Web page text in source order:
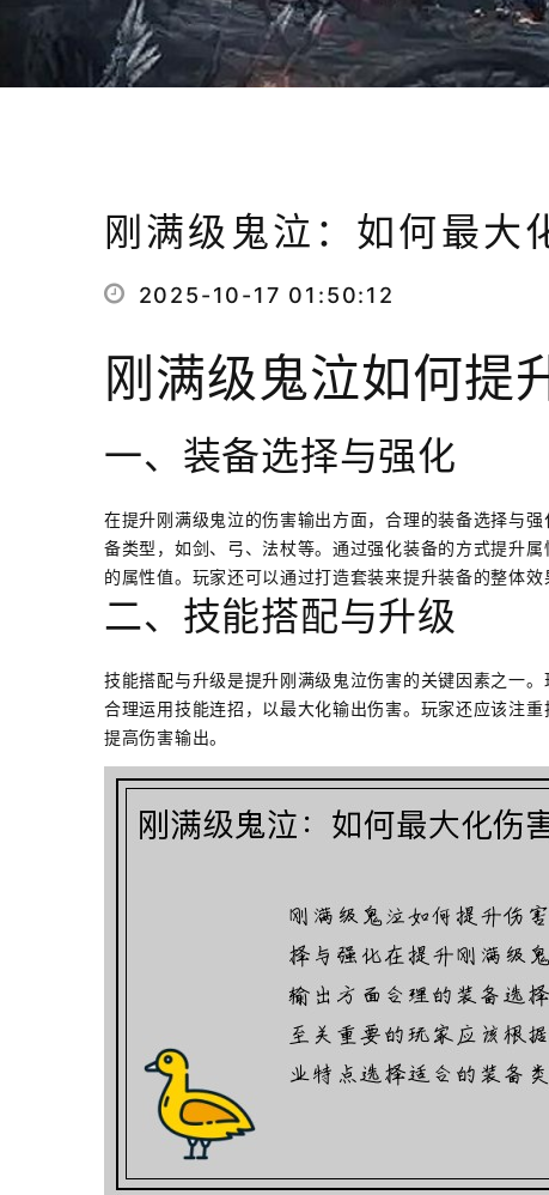
刚满级鬼泣：如何最大
2025-10-17 01:50:12
刚满级鬼泣如何提
一、装备选择与强化
在提升刚满级鬼泣的伤害输出方面，合理的装备选择与
备类型，如剑、弓、法杖等。通过强化装备的方式提升
的属性值。玩家还可以通过打造套装来提升装备的整体效
二、技能搭配与升级
技能搭配与升级是提升刚满级鬼泣伤害的关键因素之一
合理运用技能连招，以最大化输出伤害。玩家还应该注
提高伤害输出。